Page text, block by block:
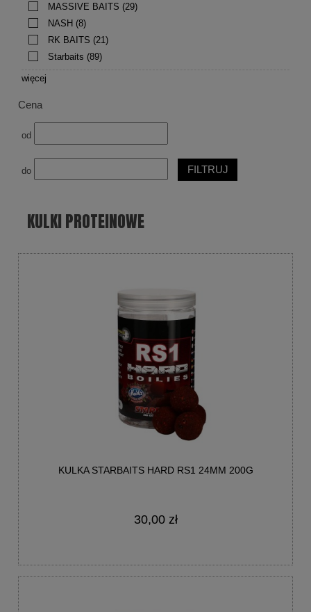
MASSIVE BAITS (29)
NASH (8)
RK BAITS (21)
Starbaits (89)
więcej
Cena
od
do FILTRUJ
KULKI PROTEINOWE
KULKA STARBAITS HARD RS1 24MM 200G
30,00 zł